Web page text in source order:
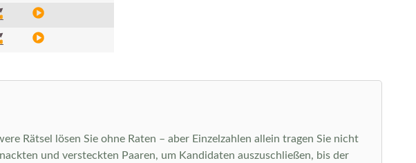
Rätsel lösen Sie ohne Raten – aber Einzelzahlen allein tragen Sie nicht
und versteckten Paaren, um Kandidaten auszuschließen, bis der